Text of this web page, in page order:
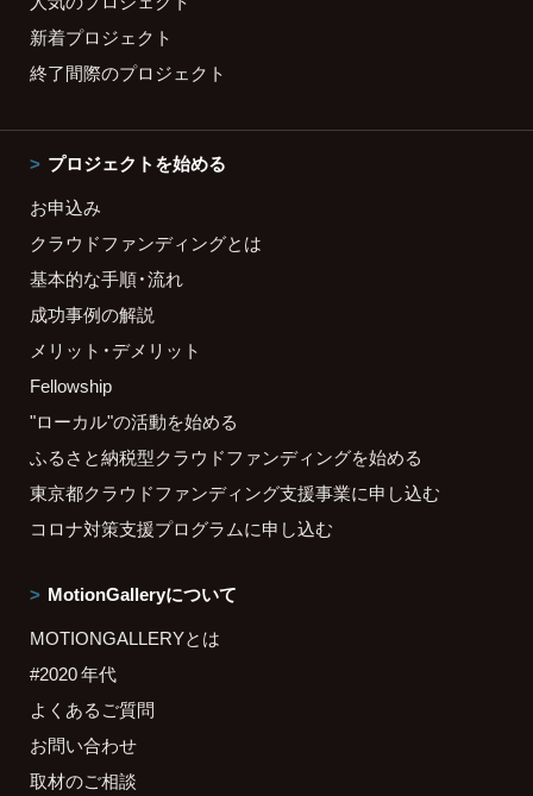
新着プロジェクト
終了間際のプロジェクト
プロジェクトを始める
お申込み
クラウドファンディングとは
基本的な手順・流れ
成功事例の解説
メリット・デメリット
Fellowship
"ローカル"の活動を始める
ふるさと納税型クラウドファンディングを始める
東京都クラウドファンディング支援事業に申し込む
コロナ対策支援プログラムに申し込む
MotionGalleryについて
MOTIONGALLERYとは
#2020 年代
よくあるご質問
お問い合わせ
取材のご相談